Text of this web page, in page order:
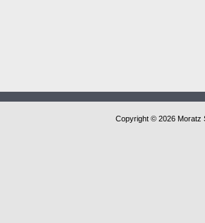
Copyright © 2026 Moratz